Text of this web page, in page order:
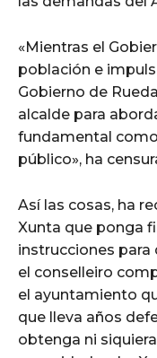
«Mientras el
población e
Gobierno de
alcalde para
fundamental
público», ha
Así las cosas, ha
Xunta que ponga
instrucciones para
el conselleiro
el ayuntamiento
que lleva años
obtenga ni